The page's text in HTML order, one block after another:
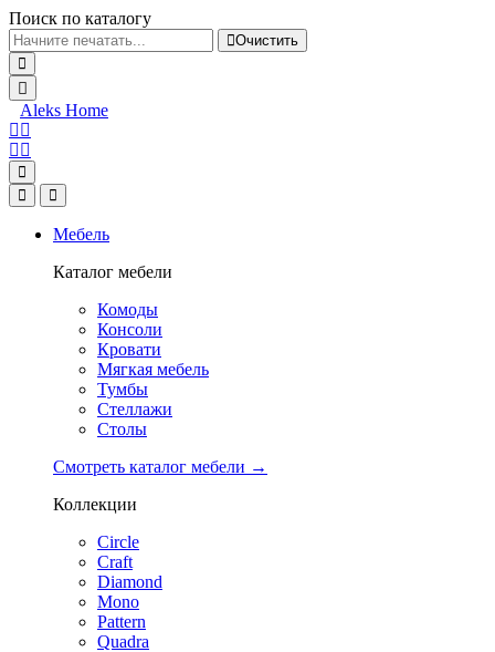
Поиск по каталогу
Очистить
Aleks Home
Мебель
Каталог мебели
Комоды
Консоли
Кровати
Мягкая мебель
Тумбы
Стеллажи
Столы
Смотреть каталог мебели →
Коллекции
Circle
Craft
Diamond
Mono
Pattern
Quadra